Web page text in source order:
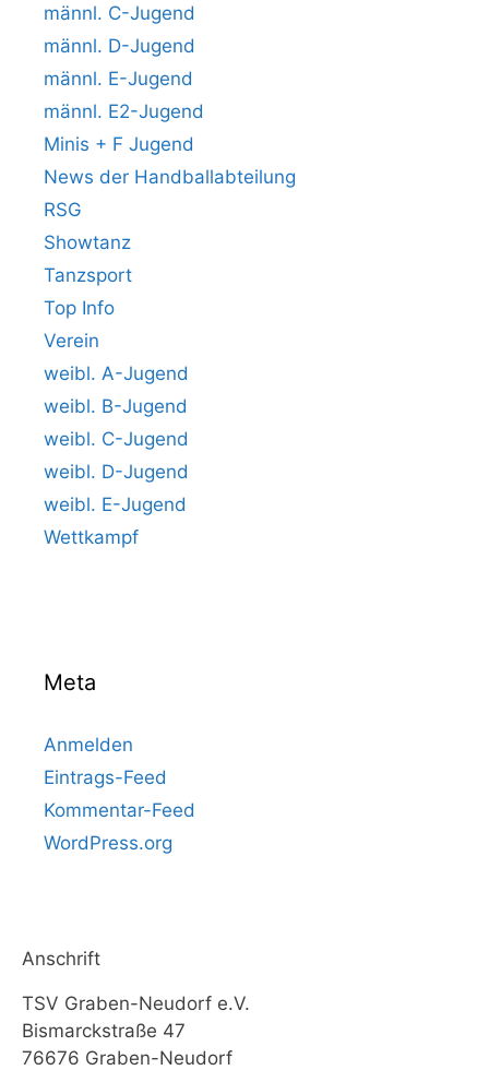
männl. C-Jugend
männl. D-Jugend
männl. E-Jugend
männl. E2-Jugend
Minis + F Jugend
News der Handballabteilung
RSG
Showtanz
Tanzsport
Top Info
Verein
weibl. A-Jugend
weibl. B-Jugend
weibl. C-Jugend
weibl. D-Jugend
weibl. E-Jugend
Wettkampf
Meta
Anmelden
Eintrags-Feed
Kommentar-Feed
WordPress.org
Anschrift
TSV Graben-Neudorf e.V.
Bismarckstraße 47
76676 Graben-Neudorf